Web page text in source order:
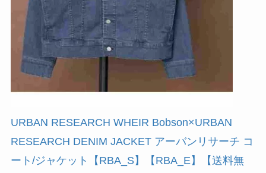
URBAN RESEARCH WHEIR Bobson×URBAN
RESEARCH DENIM JACKET アーバンリサーチ コ
ート/ジャケット【RBA_S】【RBA_E】【送料無